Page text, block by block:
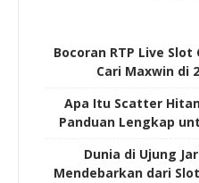
Bocoran RTP Live
Cari Maxwin di
Apa Itu Scatter
Panduan Lengkap
Dunia di Ujung
Mendebarkan dari